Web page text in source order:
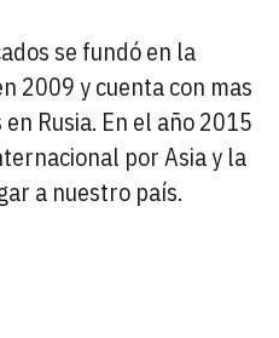
se fundó en la
2009 y cuenta con mas
Rusia. En el año 2015
por Asia y la
a nuestro país.